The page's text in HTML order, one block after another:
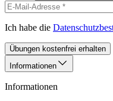
Ich habe die
Übungen kostenfrei erhalten
Informationen
Informationen